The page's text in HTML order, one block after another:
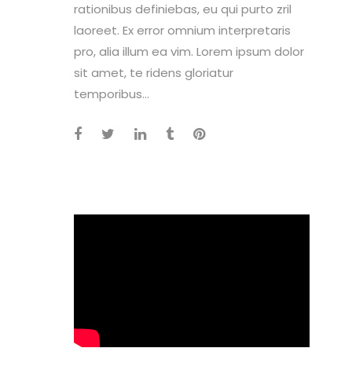
rationibus definiebas, eu qui purto zril
laoreet. Ex error omnium interpretaris
pro, alia illum ea vim. Lorem ipsum dolor
sit amet, te ridens gloriatur
temporibus...